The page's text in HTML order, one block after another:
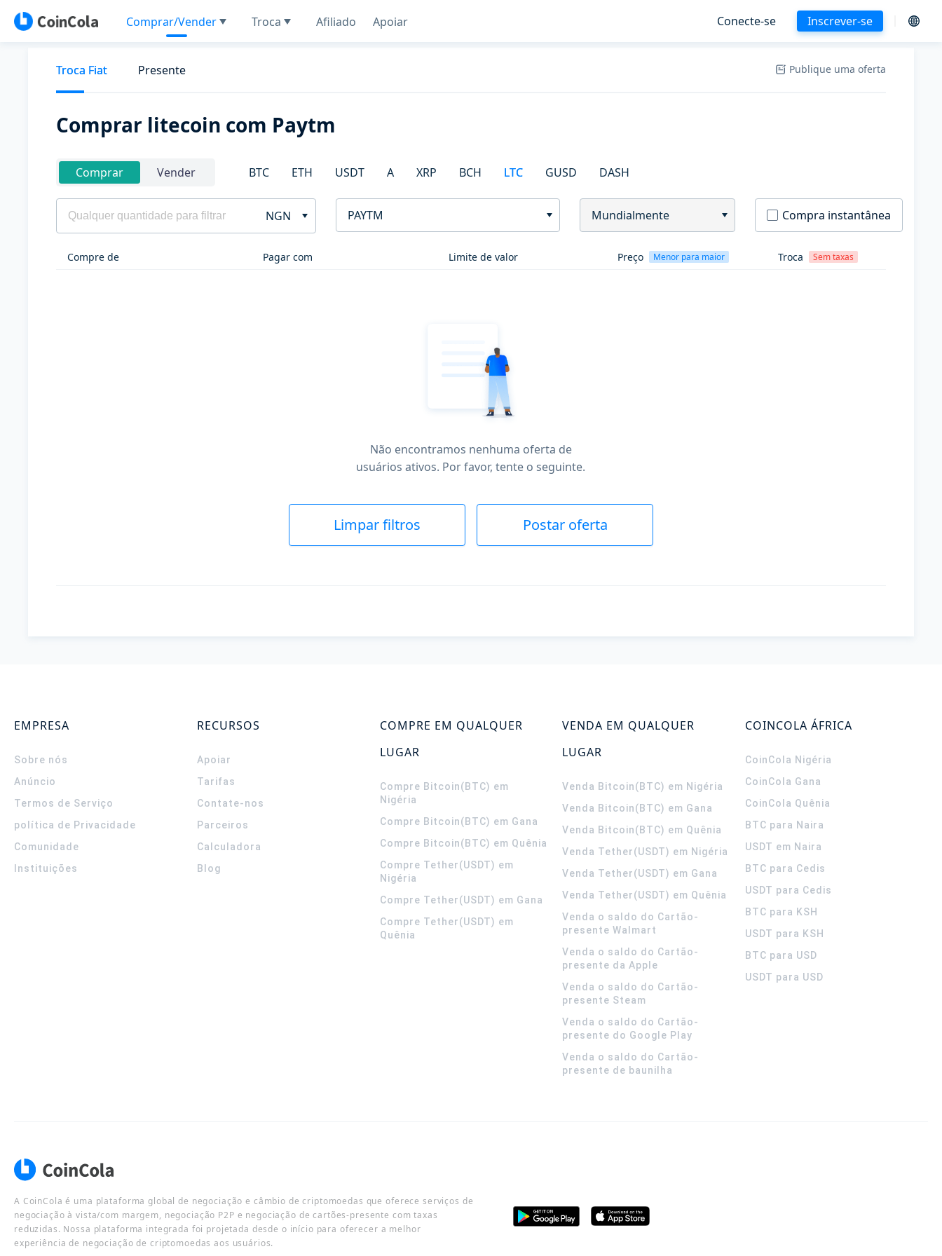
Comprar/Vender Troca Afiliado Apoiar Conecte-se Inscrever-se
Troca Fiat Presente Publique uma oferta
Comprar litecoin com Paytm
Comprar Vender BTC ETH USDT A XRP BCH LTC GUSD DASH
NGN PAYTM Mundialmente Compra instantânea
Compre de Pagar com Limite de valor Preço Menor para maior Troca Sem taxas
Não encontramos nenhuma oferta de
usuários ativos. Por favor, tente o seguinte.
Limpar filtros Postar oferta
EMPRESA
Sobre nós
Anúncio
Termos de Serviço
política de Privacidade
Comunidade
Instituições
RECURSOS
Apoiar
Tarifas
Contate-nos
Parceiros
Calculadora
Blog
COMPRE EM QUALQUER
LUGAR
Compre Bitcoin(BTC) em
Nigéria
Compre Bitcoin(BTC) em Gana
Compre Bitcoin(BTC) em Quênia
Compre Tether(USDT) em
Nigéria
Compre Tether(USDT) em Gana
Compre Tether(USDT) em
Quênia
VENDA EM QUALQUER
LUGAR
Venda Bitcoin(BTC) em Nigéria
Venda Bitcoin(BTC) em Gana
Venda Bitcoin(BTC) em Quênia
Venda Tether(USDT) em Nigéria
Venda Tether(USDT) em Gana
Venda Tether(USDT) em Quênia
Venda o saldo do Cartão-
presente Walmart
Venda o saldo do Cartão-
presente da Apple
Venda o saldo do Cartão-
presente Steam
Venda o saldo do Cartão-
presente do Google Play
Venda o saldo do Cartão-
presente de baunilha
COINCOLA ÁFRICA
CoinCola Nigéria
CoinCola Gana
CoinCola Quênia
BTC para Naira
USDT em Naira
BTC para Cedis
USDT para Cedis
BTC para KSH
USDT para KSH
BTC para USD
USDT para USD
A CoinCola é uma plataforma global de negociação e câmbio de criptomoedas que oferece serviços de
negociação à vista/com margem, negociação P2P e negociação de cartões-presente com taxas
reduzidas. Nossa plataforma integrada foi projetada desde o início para oferecer a melhor
experiência de negociação de criptomoedas aos usuários.